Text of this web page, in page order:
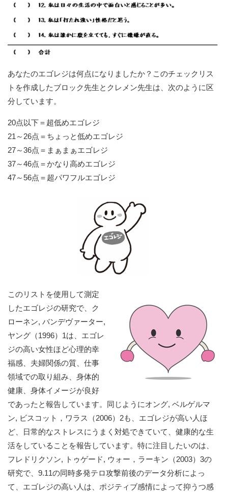
あなたのエゴレジは何点になりましたか？このチェックリス
トを作成したブロック先生とクレメン先生は、次のように区
分しています。
20点以下＝超低めエゴレジ
21～26点＝ちょっと低めエゴレジ
27～36点＝まぁまぁエゴレジ
37～46点＝かなり高めエゴレジ
47～56点＝超パワフルエゴレジ
このリストを使用して測定
したエゴレジの研究で、ク
ローネン, バンデヴァーター,
ヤング（1996）1は、エゴレ
ジの高い女性ほど心理的幸
福感、夫婦関係の質、仕事
領域での取り組み、身体的
健康、身体イメージが良好
であったと報告しています。同じようにオング, ベルゲルマ
ン, ビスコット，ワラス（2006）2も、エゴレジが高い人ほ
ど、日常的なストレスにうまく対処できていて、健康的な生
活をしていることを報告しています。特に注目したいのは、
フレドリクソン, トゥゲード, ウォー，ラーキン（2003）3の
研究で、9.11の同時多発テロ攻撃前後のデータ分析によっ
て、エゴレジの高い人は、ポジティブ感情によって抑うつ感